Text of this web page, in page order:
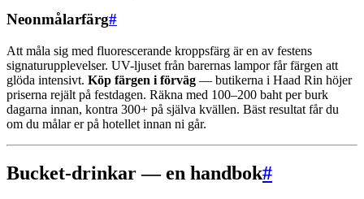
Neonmålarfärg#
Att måla sig med fluorescerande kroppsfärg är en av festens
signaturupplevelser. UV-ljuset från barernas lampor får färgen att
glöda intensivt. Köp färgen i förväg — butikerna i Haad Rin höjer
priserna rejält på festdagen. Räkna med 100–200 baht per burk
dagarna innan, kontra 300+ på själva kvällen. Bäst resultat får du
om du målar er på hotellet innan ni går.
Bucket-drinkar — en handbok#